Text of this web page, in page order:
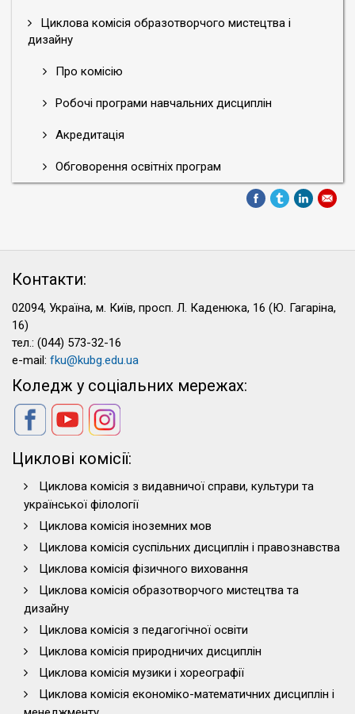
Циклова комісія образотворчого мистецтва і
дизайну
Про комісію
Робочі програми навчальних дисциплін
Акредитація
Обговорення освітніх програм
Контакти:
02094, Україна, м. Київ, просп. Л. Каденюка, 16 (Ю. Гагаріна,
16)
тел.: (044) 573-32-16
e-mail: fku@kubg.edu.ua
Коледж у соціальних мережах:
Циклові комісії:
Циклова комісія з видавничої справи, культури та
української філології
Циклова комісія іноземних мов
Циклова комісія суспільних дисциплін і правознавства
Циклова комісія фізичного виховання
Циклова комісія образотворчого мистецтва та
дизайну
Циклова комісія з педагогічної освіти
Циклова комісія природничих дисциплін
Циклова комісія музики і хореографії
Циклова комісія економіко-математичних дисциплін і